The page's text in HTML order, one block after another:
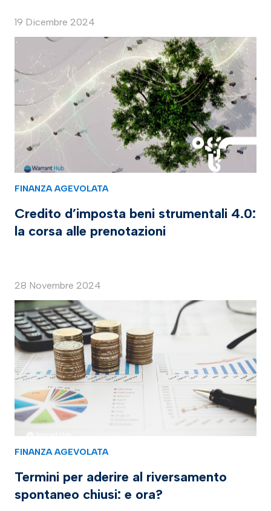
19 Dicembre 2024
FINANZA AGEVOLATA
Credito d’imposta beni strumentali 4.0:
la corsa alle prenotazioni
28 Novembre 2024
FINANZA AGEVOLATA
Termini per aderire al riversamento
spontaneo chiusi: e ora?